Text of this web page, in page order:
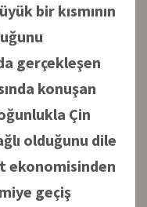
bir kısmının
gerçekleşen
konuşan
Çin
olduğunu dile
ekonomisinden
geçiş